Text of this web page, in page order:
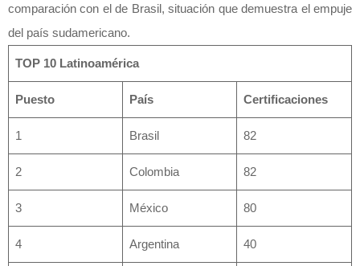
comparación con el de Brasil, situación que demuestra el empuje
del país sudamericano.
TOP 10 Latinoamérica
Puesto País Certificaciones
1 Brasil 82
2 Colombia 82
3 México 80
4 Argentina 40